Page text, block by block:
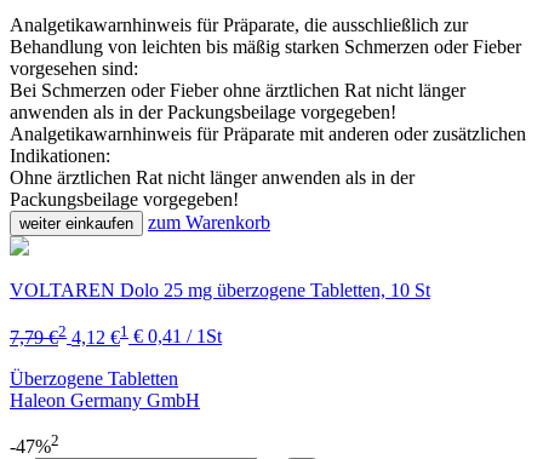
Analgetikawarnhinweis für Präparate, die ausschließlich zur
Behandlung von leichten bis mäßig starken Schmerzen oder Fieber
vorgesehen sind:
Bei Schmerzen oder Fieber ohne ärztlichen Rat nicht länger
anwenden als in der Packungsbeilage vorgegeben!
Analgetikawarnhinweis für Präparate mit anderen oder zusätzlichen
Indikationen:
Ohne ärztlichen Rat nicht länger anwenden als in der
Packungsbeilage vorgegeben!
weiter einkaufen zum Warenkorb
VOLTAREN Dolo 25 mg überzogene Tabletten, 10 St
7,79 €2 4,12 €1 € 0,41 / 1St
Überzogene Tabletten
Haleon Germany GmbH
-47%2